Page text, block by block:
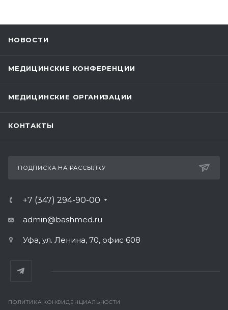
НОВОСТИ
МЕДИЦИНСКИЕ КОНФЕРЕНЦИИ
МЕДИЦИНСКИЕ ОРГАНИЗАЦИИ
КОНТАКТЫ
ПОДПИСКА НА РАССЫЛКУ
+7 (347) 294-90-00
admin@bashmed.ru
Уфа, ул. Ленина, 70, офис 608
ПОЛИТИКА КОНФИДЕНЦИАЛЬНОСТИ